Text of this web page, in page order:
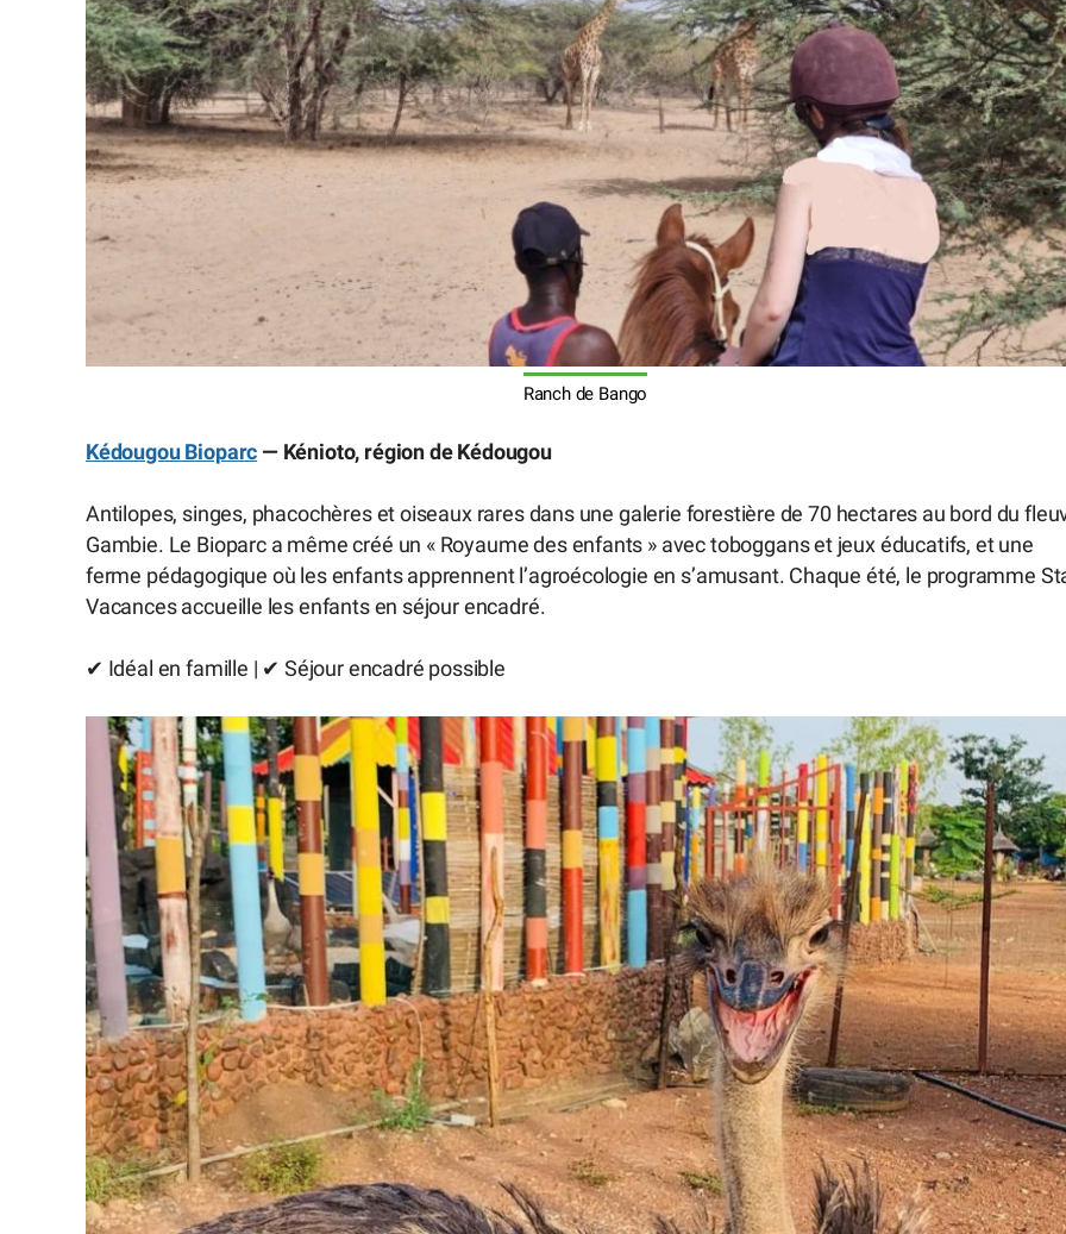
Ranch de Bango
Kédougou Bioparc — Kénioto, région de Kédougou
Antilopes, singes, phacochères et oiseaux rares dans une galerie forestière de 70 hectares au bord du
Gambie. Le Bioparc a même créé un « Royaume des enfants » avec toboggans et jeux éducatifs, et une
ferme pédagogique où les enfants apprennent l’agroécologie en s’amusant. Chaque été, le programme
Vacances accueille les enfants en séjour encadré.
✔ Idéal en famille | ✔ Séjour encadré possible